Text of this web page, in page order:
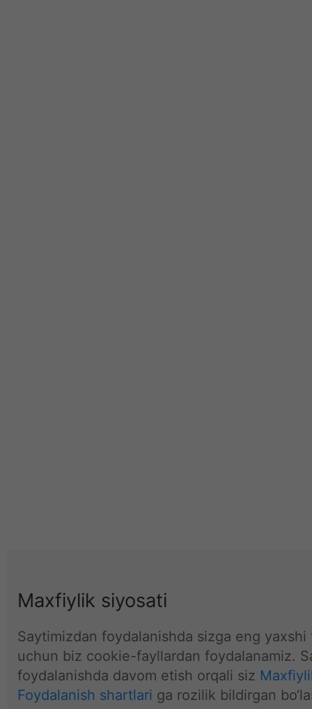
Maxfiylik siyosati
Saytimizdan foydalanishda sizga eng
uchun biz cookie-fayllardan foydalanamiz.
foydalanishda davom etish orqali siz
Foydalanish shartlari ga rozilik bildirgan